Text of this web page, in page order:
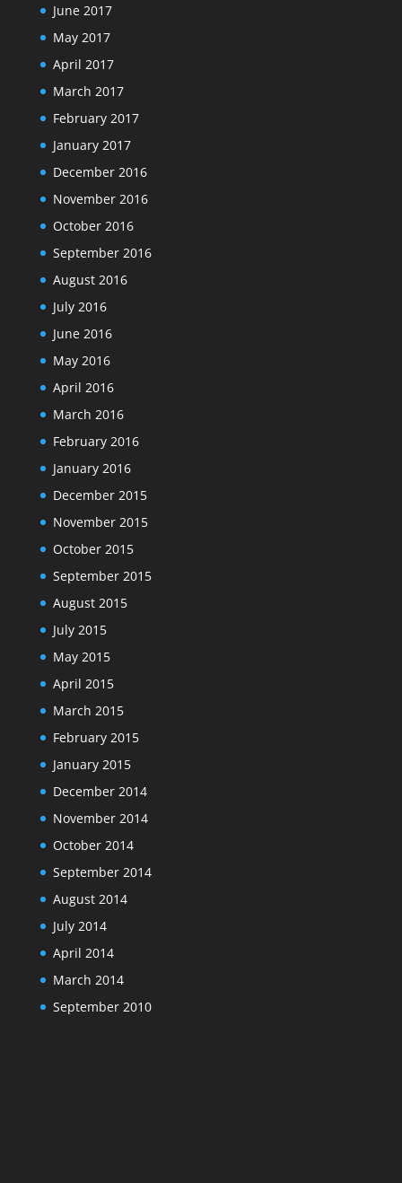
June 2017
May 2017
April 2017
March 2017
February 2017
January 2017
December 2016
November 2016
October 2016
September 2016
August 2016
July 2016
June 2016
May 2016
April 2016
March 2016
February 2016
January 2016
December 2015
November 2015
October 2015
September 2015
August 2015
July 2015
May 2015
April 2015
March 2015
February 2015
January 2015
December 2014
November 2014
October 2014
September 2014
August 2014
July 2014
April 2014
March 2014
September 2010